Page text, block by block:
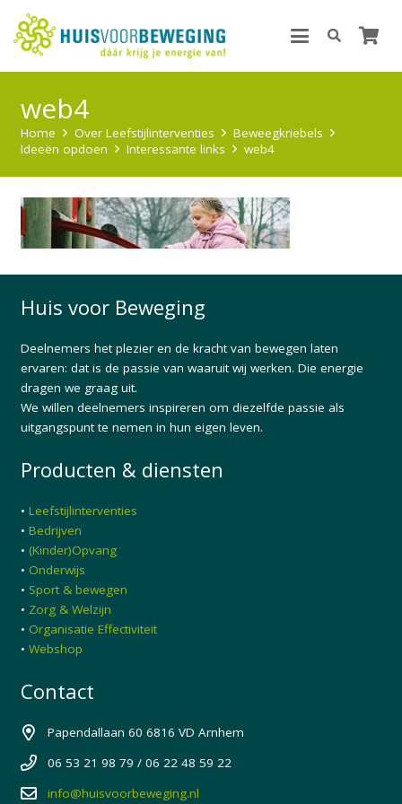
web4
Home Over Leefstijlinterventies
Beweegkriebels
Ideeën opdoen
Interessante links web4
Huis voor Beweging
Deelnemers het plezier en de kracht van bewegen laten
ervaren: dat is de passie van waaruit wij werken. Die energie
dragen we graag uit.
We willen deelnemers inspireren om diezelfde passie als
uitgangspunt te nemen in hun eigen leven.
Producten & diensten
• Leefstijlinterventies
• Bedrijven
• (Kinder)Opvang
• Onderwijs
• Sport & bewegen
• Zorg & Welzijn
• Organisatie Effectiviteit
• Webshop
Contact
Papendallaan 60 6816 VD Arnhem
06 53 21 98 79 / 06 22 48 59 22
info@huisvoorbeweging.nl